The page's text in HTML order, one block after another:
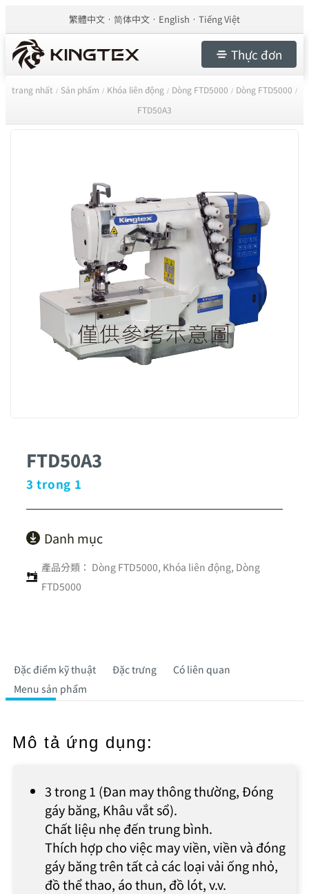
繁體中文 简体中文 English Tiếng Việt
Thực đơn
trang nhất / Sản phẩm / Khóa liên động / Dòng FTD5000 / Dòng FTD5000 /
FTD50A3
FTD50A3
3 trong 1
Danh mục
產品分類： Dòng FTD5000, Khóa liên động, Dòng
FTD5000
Đặc điểm kỹ thuật Đặc trưng
Có liên quan
Menu sản phẩm
Mô tả ứng dụng:
3 trong 1 (Đan may thông thường, Đóng
gáy băng, Khâu vắt sổ).
Chất liệu nhẹ đến trung bình.
Thích hợp cho việc may viền, viền và đóng
gáy băng trên tất cả các loại vải ống nhỏ,
đồ thể thao, áo thun, đồ lót, v.v.